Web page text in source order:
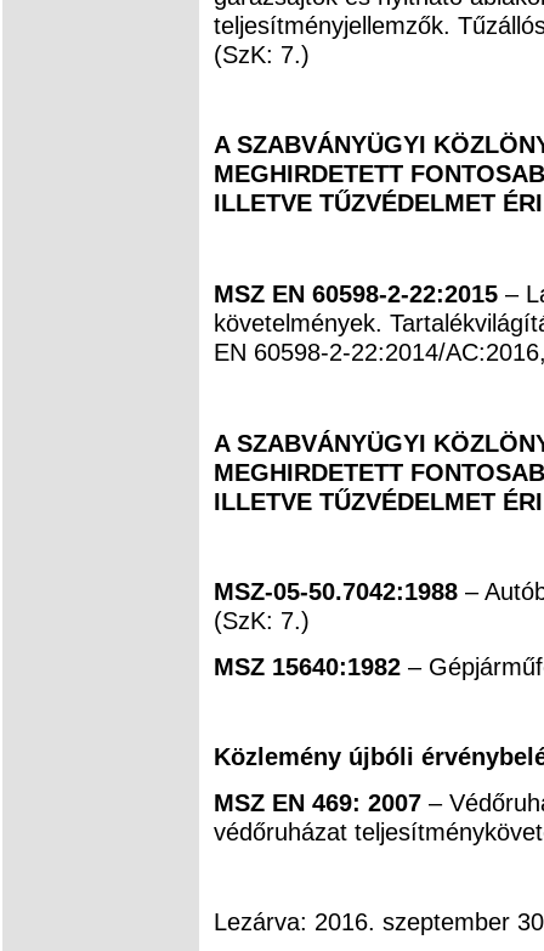
teljesítményjellemzők.
(SzK: 7.)
A SZABVÁNYÜGYI
MEGHIRDETETT
ILLETVE TŰZVÉDELMET
MSZ EN 60598-2-22:2015–
követelmények.
EN 60598-2-22:2014/
A SZABVÁNYÜGYI
MEGHIRDETETT
ILLETVE TŰZVÉDELMET
MSZ-05-50.7042:1988 –
(SzK: 7.)
MSZ 15640:1982–
Közlemény újbóli
MSZ EN 469: 2007–
védőruházat
Lezárva: 2016. szeptember